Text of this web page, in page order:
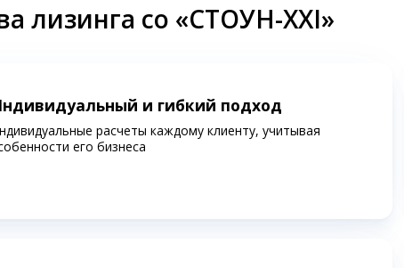
лизинга со «СТОУН-XXI»
и гибкий подход
расчеты каждому клиенту, учитывая
его бизнеса